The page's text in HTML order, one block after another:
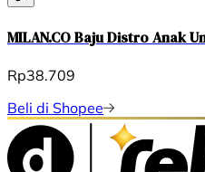
MILAN.CO Baju Distro Anak
Rp38.709
Beli di Shopee